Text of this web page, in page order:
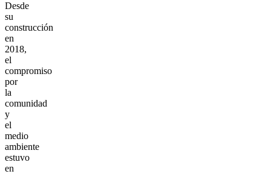
Desde
su
construcción
en
2018,
el
compromiso
por
la
comunidad
y
el
medio
ambiente
estuvo
en